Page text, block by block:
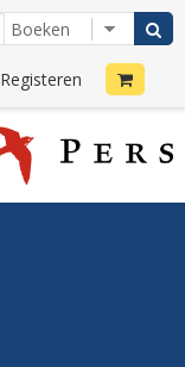
Registeren